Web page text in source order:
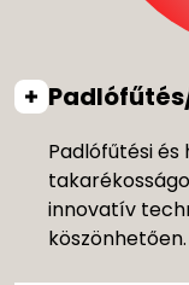
Padlófűtési
innovatív
köszönhetően.